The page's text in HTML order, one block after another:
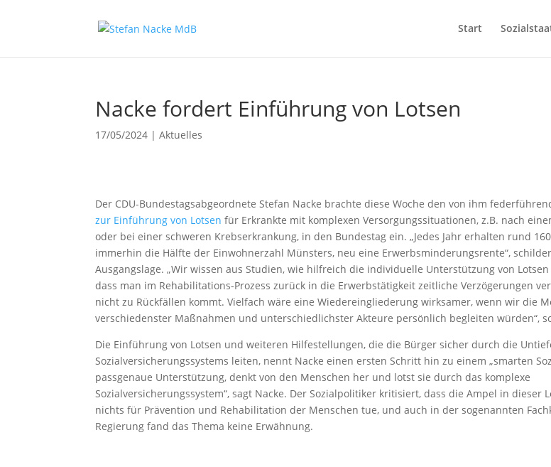
Start
Nacke fordert Einführung von Lotsen
17/05/2024 |Aktuelles
Der CDU-Bundestagsabgeordnete Stefan Nacke brachte diese Woche den von ihm
zur Einführung von Lotsen für Erkrankte mit komplexen Versorgungssituationen, z.B. nach
oder bei einer schweren Krebserkrankung, in den Bundestag ein. „Jedes Jahr erhalten rund
immerhin die Hälfte der Einwohnerzahl Münsters, neu eine Erwerbsminderungsrente“,
Ausgangslage. „Wir wissen aus Studien, wie hilfreich die individuelle Unterstützung von
dass man im Rehabilitations-Prozess zurück in die Erwerbstätigkeit zeitliche Verzögerungen
nicht zu Rückfällen kommt. Vielfach wäre eine Wiedereingliederung wirksamer, wenn wir die
verschiedenster Maßnahmen und unterschiedlichster Akteure persönlich begleiten würden“,
Die Einführung von Lotsen und weiteren Hilfestellungen, die die Bürger sicher durch die
Sozialversicherungssystems leiten, nennt Nacke einen ersten Schritt hin zu einem „smarten
passgenaue Unterstützung, denkt von den Menschen her und lotst sie durch das komplexe
Sozialversicherungssystem“, sagt Nacke. Der Sozialpolitiker kritisiert, dass die Ampel in dieser
nichts für Prävention und Rehabilitation der Menschen tue, und auch in der sogenannten
Regierung fand das Thema keine Erwähnung.